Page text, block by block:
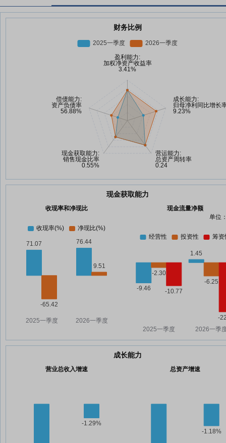
财务比例
现金获取能力
收现率和净现比
现金流量净额
单位
成长能力
营业总收入增速 总资产增速